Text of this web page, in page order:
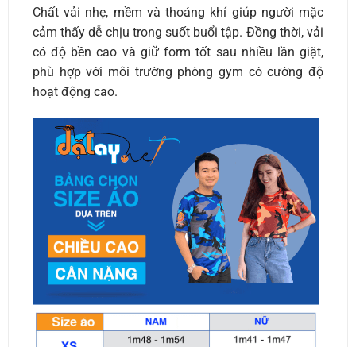
Chất vải nhẹ, mềm và thoáng khí giúp người mặc
cảm thấy dễ chịu trong suốt buổi tập. Đồng thời, vải
có độ bền cao và giữ form tốt sau nhiều lần giặt,
phù hợp với môi trường phòng gym có cường độ
hoạt động cao.